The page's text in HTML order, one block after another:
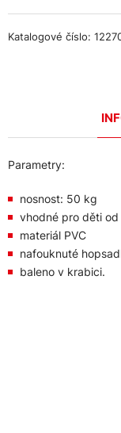
Katalogové číslo:
Parametry:
nosnost: 50 kg
vhodné pro děti
materiál PVC
nafouknuté
baleno v krabici.